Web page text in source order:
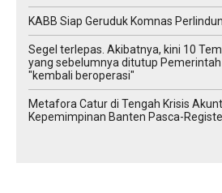
‎KABB Siap Geruduk Komnas
Segel terlepas. Akibatnya, kini 10
yang sebelumnya ditutup
"kembali beroperasi"
Metafora Catur di Tengah Krisis
Kepemimpinan Banten Pasca-